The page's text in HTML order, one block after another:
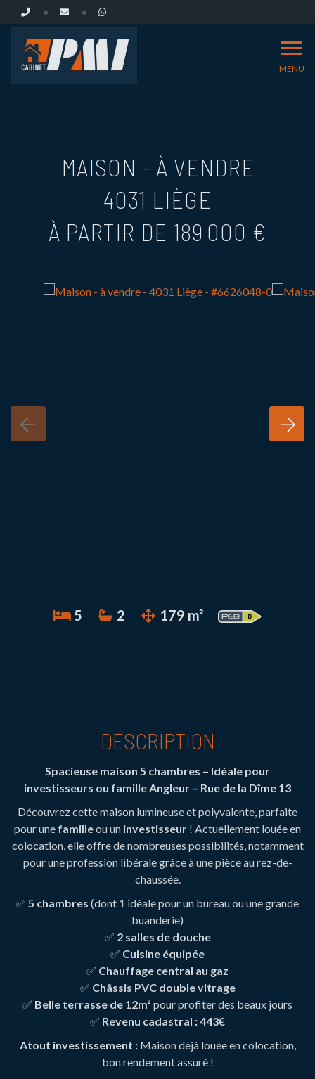
MENU
MAISON - À VENDRE
4031 LIÈGE
À PARTIR DE 189 000 €
5 2 179 m²
DESCRIPTION
Spacieuse maison 5 chambres – Idéale pour
investisseurs ou familleAngleur – Rue de la Dîme 13
Découvrez cette maison lumineuse et polyvalente, parfaite
pour une familleou un investisseur ! Actuellement louée en
colocation, elle offre de nombreuses possibilités, notamment
pour une profession libérale grâce à une pièce au rez-de-
chaussée.
✅ 5 chambres (dont 1 idéale pour un bureau ou une grande
buanderie)
✅ 2 salles de douche
✅ Cuisine équipée
✅ Chauffage central au gaz
✅ Châssis PVC double vitrage
✅ Belle terrasse de 12m² pour profiter des beaux jours
✅ Revenu cadastral : 443€
Atout investissement :Maison déjà louée en colocation,
bon rendement assuré !